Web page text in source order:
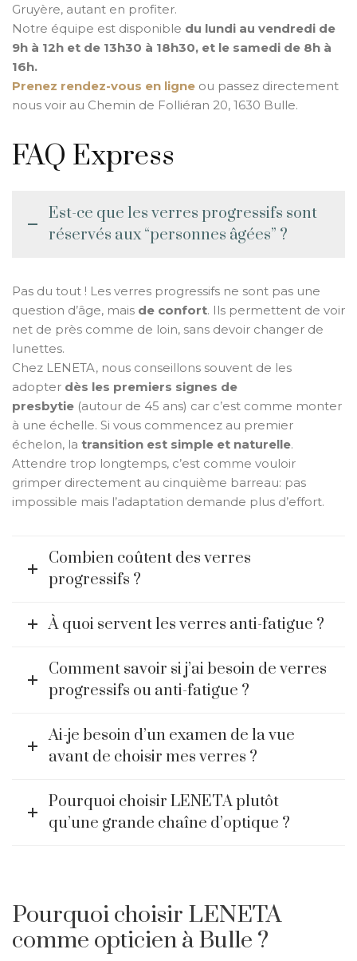
Gruyère, autant en profiter.
Notre équipe est disponible du lundi au vendredi de
9h à 12h et de 13h30 à 18h30, et le samedi de 8h à
16h.
Prenez rendez-vous en ligne ou passez directement
nous voir au Chemin de Folliéran 20, 1630 Bulle.
FAQ Express
Est-ce que les verres progressifs sont
réservés aux “personnes âgées” ?
Pas du tout ! Les verres progressifs ne sont pas une
question d’âge, mais de confort. Ils permettent de voir
net de près comme de loin, sans devoir changer de
lunettes.
Chez LENETA, nous conseillons souvent de les
adopter dès les premiers signes de
presbytie (autour de 45 ans) car c’est comme monter
à une échelle. Si vous commencez au premier
échelon, la transition est simple et naturelle.
Attendre trop longtemps, c’est comme vouloir
grimper directement au cinquième barreau: pas
impossible mais l’adaptation demande plus d’effort.
Combien coûtent des verres
progressifs ?
À quoi servent les verres anti-fatigue ?
Comment savoir si j’ai besoin de verres
progressifs ou anti-fatigue ?
Ai-je besoin d’un examen de la vue
avant de choisir mes verres ?
Pourquoi choisir LENETA plutôt
qu’une grande chaîne d’optique ?
Pourquoi choisir LENETA
comme opticien à Bulle ?